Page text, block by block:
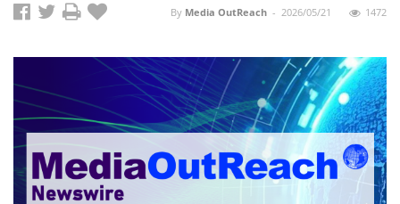
By Media OutReach - 2026/05/21 1472